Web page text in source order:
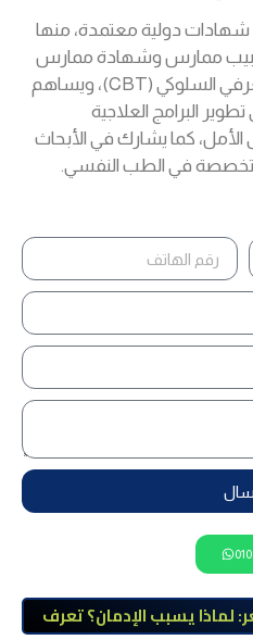
دولية معتمدة، منها
ممارس وشهادة ممارس
العلاج المعرفي السلوكي (CBT)، ويساهم
البرامج العلاجية
كما يشارك في الأبحاث
في الطب النفسي.
لماذا يسبب الإدمان؟ تعرف